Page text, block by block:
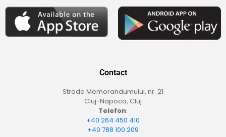
Contact
Strada Memorandumului, nr. 21
Cluj-Napoca, Cluj
Telefon:
+40 264 450 410
+40 788 100 209